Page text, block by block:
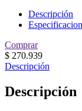
Descripción
Comprar
$ 270.939
Descripción
Descripción